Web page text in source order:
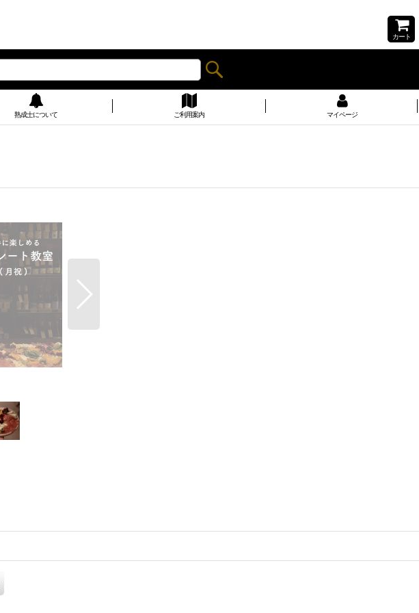
カート
熟成士について ご利用案内 マイページ